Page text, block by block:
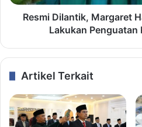
Resmi Dilantik, Margaret
Lakukan Penguatan
Artikel Terkait